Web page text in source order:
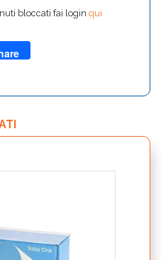
bloccati fai login qui